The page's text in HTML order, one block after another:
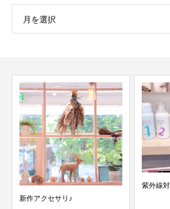
月を選択
新作アクセサリ♪
紫外線